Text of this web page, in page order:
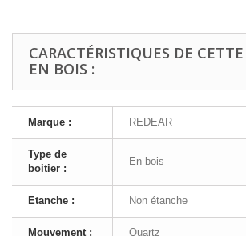
CARACTÉRISTIQUES DE
EN BOIS :
Marque : REDEAR
Type de
boitier :
En bois
Etanche : Non étanche
Mouvement : Quartz